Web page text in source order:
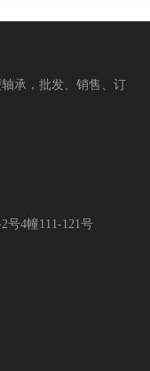
承，批发、销售、订
号4幢111-121号